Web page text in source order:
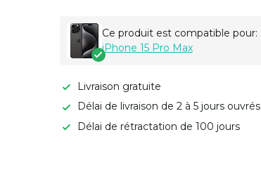
Ce produit est compatible pour:
iPhone 15 Pro Max
Livraison gratuite
Délai de livraison de 2 à 5 jours ouvrés
Délai de rétractation de 100 jours